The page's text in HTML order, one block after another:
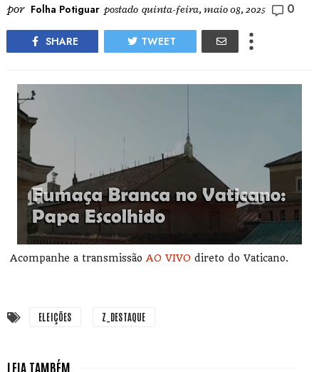
por Folha Potiguar postado quinta-feira, maio 08, 2025 0
SHARE TWEET
Acompanhe a transmissão AO VIVO direto do Vaticano.
ELEIÇÕES Z_DESTAQUE